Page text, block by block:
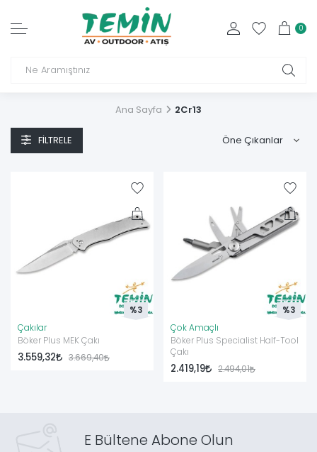
0
Ana Sayfa 2Cr13
FILTRELE
Çakılar
Böker Plus MEK Çakı
3.559,32 3.669,40
%3
Çok Amaçlı
Böker Plus Specialist Half-Tool
Çakı
2.419,19 2.494,01
%3
E Bültene Abone Olun